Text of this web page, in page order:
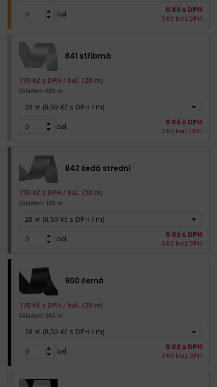
bal. 0 Kč s DPH
0 Kč bez DPH
841 stříbrná
20 m (8,50 Kč s DPH / m)
bal.
170 Kč s DPH / bal. (20 m)
Skladem: 600 m
0 Kč s DPH
0 Kč bez DPH
842 šedá střední
20 m (8,50 Kč s DPH / m)
bal.
170 Kč s DPH / bal. (20 m)
Skladem: 180 m
0 Kč s DPH
0 Kč bez DPH
900 černá
20 m (8,50 Kč s DPH / m)
bal.
170 Kč s DPH / bal. (20 m)
Skladem: 360 m
0 Kč s DPH
0 Kč bez DPH